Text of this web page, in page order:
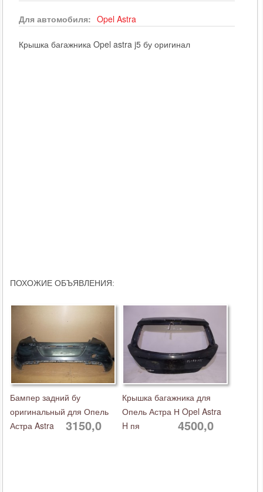
Для автомобиля: Opel Astra
Крышка багажника Opel astra j5 бу оригинал
ПОХОЖИЕ ОБЪЯВЛЕНИЯ:
Бампер задний бу
оригинальный для Опель
Астра Astra
3150,0
Крышка багажника для
Опель Астра Н Opel Astra
H пя
4500,0